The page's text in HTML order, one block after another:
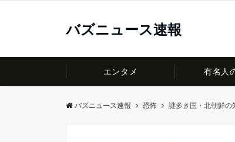
バズニュース速報
エンタメ 有名人
バズニュース速報 恐怖 謎多き国・北朝鮮